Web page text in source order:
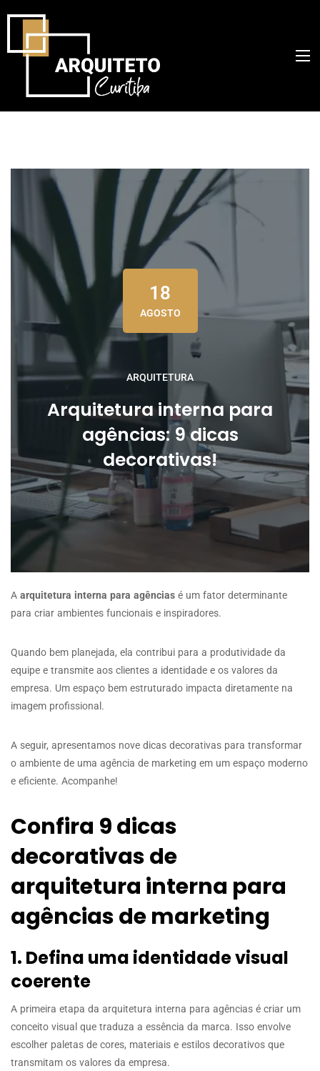
18
AGOSTO
ARQUITETURA
Arquitetura interna para
agências: 9 dicas
decorativas!
A arquitetura interna para agências é um fator determinante
para criar ambientes funcionais e inspiradores.
Quando bem planejada, ela contribui para a produtividade da
equipe e transmite aos clientes a identidade e os valores da
empresa. Um espaço bem estruturado impacta diretamente na
imagem profissional.
A seguir, apresentamos nove dicas decorativas para transformar
o ambiente de uma agência de marketing em um espaço moderno
e eficiente. Acompanhe!
Confira 9 dicas
decorativas de
arquitetura interna para
agências de marketing
1. Defina uma identidade visual
coerente
A primeira etapa da arquitetura interna para agências é criar um
conceito visual que traduza a essência da marca. Isso envolve
escolher paletas de cores, materiais e estilos decorativos que
transmitam os valores da empresa.